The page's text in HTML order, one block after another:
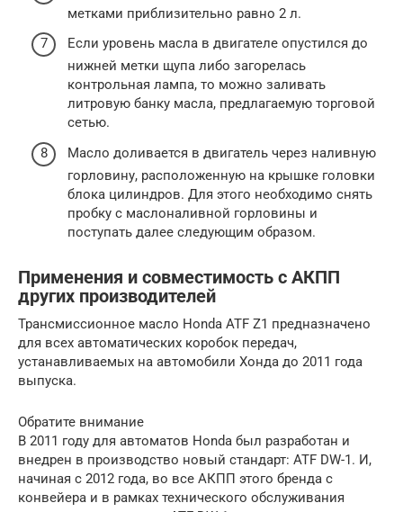
метками приблизительно равно 2 л.
Если уровень масла в двигателе опустился до
нижней метки щупа либо загорелась
контрольная лампа, то можно заливать
литровую банку масла, предлагаемую торговой
сетью.
Масло доливается в двигатель через наливную
горловину, расположенную на крышке головки
блока цилиндров. Для этого необходимо снять
пробку с маслоналивной горловины и
поступать далее следующим образом.
Применения и совместимость с АКПП
других производителей
Трансмиссионное масло Honda ATF Z1 предназначено
для всех автоматических коробок передач,
устанавливаемых на автомобили Хонда до 2011 года
выпуска.
Обратите внимание
В 2011 году для автоматов Honda был разработан и
внедрен в производство новый стандарт: ATF DW-1. И,
начиная с 2012 года, во все АКПП этого бренда с
конвейера и в рамках технического обслуживания